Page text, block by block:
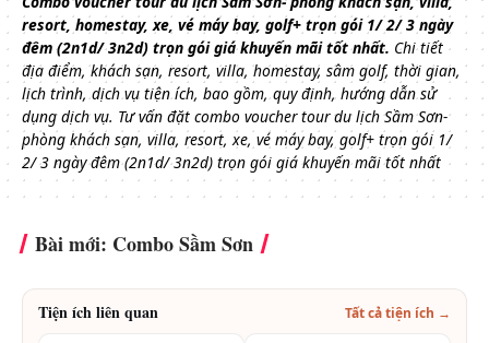
resort, homestay, xe, vé máy bay, golf+ trọn gói 1/ 2/ 3 ngày
đêm (2n1d/ 3n2d) trọn gói giá khuyến mãi tốt nhất. Chi tiết
địa điểm, khách sạn, resort, villa, homestay, sâm golf, thời gian,
lịch trình, dịch vụ tiện ích, bao gồm, quy định, hướng dẫn sử
dụng dịch vụ. Tư vấn đặt combo voucher tour du lịch Sầm Sơn-
phòng khách sạn, villa, resort, xe, vé máy bay, golf+ trọn gói 1/
2/ 3 ngày đêm (2n1d/ 3n2d) trọn gói giá khuyến mãi tốt nhất
Bài mới: Combo Sầm Sơn
Tiện ích liên quan Tất cả tiện ích →